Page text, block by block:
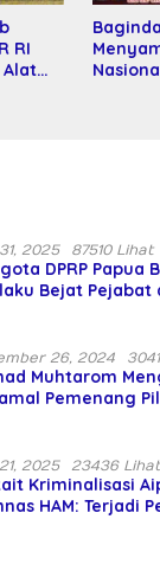
RI
Alat
2025 87510 Lihat
DPRP Papua
Bejat Pejabat
26, 2024
Muhtarom
Pemenang
2025 23436 Lihat
Kriminalisasi
HAM: Terjadi